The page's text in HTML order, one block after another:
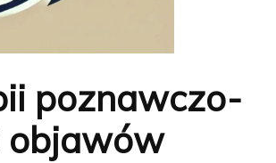
poznawczo-
objawów